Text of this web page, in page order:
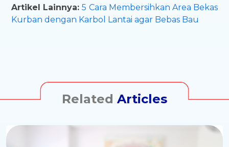
Artikel Lainnya:5 Cara Membersihkan Area Bekas
Kurban dengan Karbol Lantai agar Bebas Bau
Related Articles